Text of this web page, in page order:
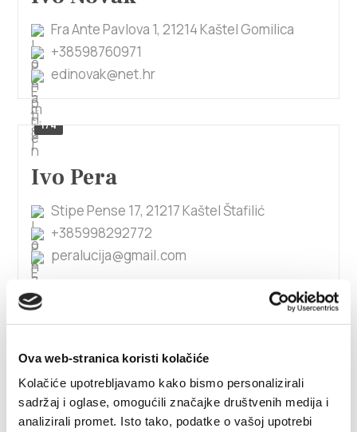
Ova web-stranica koristi kolačiće
Kolačiće upotrebljavamo kako bismo personalizirali
sadržaj i oglase, omogućili značajke društvenih medija i
analizirali promet. Isto tako, podatke o vašoj upotrebi
Fra Ante Pavlova 1, 21214 Kaštel Gomilica
+38598760971
edinovak@net.hr
1/4
Ivo Pera
Stipe Pense 17, 21217 Kaštel Štafilić
+385998292772
peralucija@gmail.com
Ivo Tomaš
Kralja Tomislava 1, 21214 Kaštel Lukšić
+385915155965
boskotomas777@gmail.com